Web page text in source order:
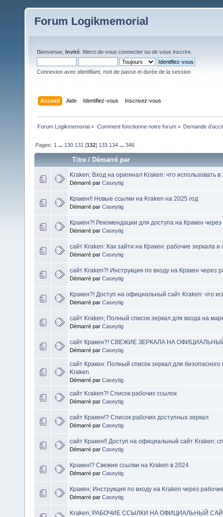
Forum Logikmemorial
Bienvenue, Invité . Merci de vous connecter ou de vous inscrire
Connexion avec identifiant, mot de passe et durée de la session
Accueil Aide Identifiez-vous Inscrivez-vous
Forum Logikmemorial » Comment fonctionne notre forum» Demande
Pages: 1 ... 130 131 [132] 133 134 ...346
Titre /Démarré par
Kraken; Вход на оригинал Kraken: что использовать в
Démarré par Caseytig
Кракен!! Новые ссылки на Kraken на 2025 год
Démarré par Caseytig
Кракен?! Рекомендации для доступа на Кракен
Démarré par Caseytig
сайт Kraken: Как зайти на Кракен: рабочие зеркала и
Démarré par Caseytig
сайт Kraken?! Инструкция по входу на Кракен через
Démarré par Caseytig
Кракен?! Доступ на официальный сайт Kraken: что
Démarré par Caseytig
сайт Kraken; Полный список зеркал для входа на
Démarré par Caseytig
сайт Кракен?! СВЕЖИЕ ЗЕРКАЛА НА
Démarré par Caseytig
сайт Кракен: Полный список зеркал для
Kraken
Démarré par Caseytig
сайт Kraken?! Список рабочих ссылок
Démarré par Caseytig
сайт Кракен!? Список рабочих доступных зеркал
Démarré par Caseytig
сайт Кракен!! Доступ на официальный сайт Kraken:
Démarré par Caseytig
Кракен!? Свежие ссылки на Kraken в 2024
Démarré par Caseytig
Кракен; Инструкция по входу на Kraken через
Démarré par Caseytig
Kraken; РАБОЧИЕ ССЫЛКИ НА ОФИЦИАЛЬНЫЙ САЙТ